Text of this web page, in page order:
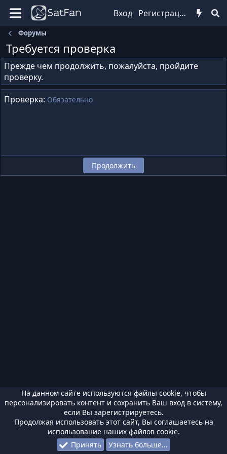
Вход Регистрация
Форумы
Требуется проверка
Прежде чем продолжить, пожалуйста, пройдите
проверку.
Проверка Обязательно
Продолжить
На данном сайте используются файлы cookie, чтобы
персонализировать контент и сохранить Ваш вход в систему,
если Вы зарегистрируетесь.
Продолжая использовать этот сайт, Вы соглашаетесь на
использование наших файлов cookie.
Принять
Узнать больше...